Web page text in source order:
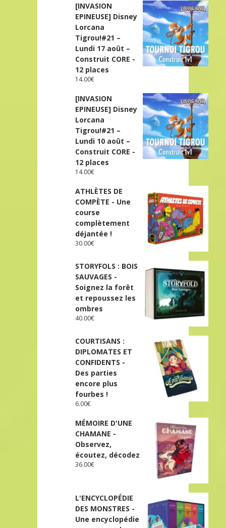
[INVASION
EPINEUSE] Disney
Lorcana
Tigrou!#21 –
Lundi 17 août –
Construit CORE -
12 places
14.00€
[INVASION
EPINEUSE] Disney
Lorcana
Tigrou!#21 –
Lundi 10 août –
Construit CORE -
12 places
14.00€
ATHLÈTES DE
COMPÈTE - Une
course
complètement
déjantée !
30.00€
STORYFOLS : BOIS
SAUVAGES -
Soignez la forêt
et repoussez les
ombres
40.00€
COURTISANS :
DIPLOMATES ET
CONFIDENTS -
Des parties
encore plus
fourbes !
6.00€
MÉMOIRE D'UNE
CHAMANE -
Observez,
écoutez, décodez
36.00€
L'ENCYCLOPÉDIE
DES MONSTRES -
Une encyclopédie